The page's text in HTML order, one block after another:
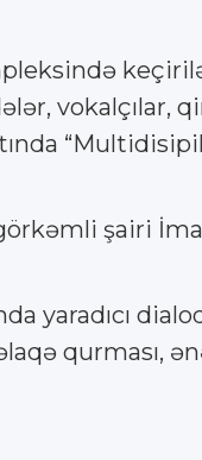
vokalçılar,
şairi
yaradıcı
qurması,